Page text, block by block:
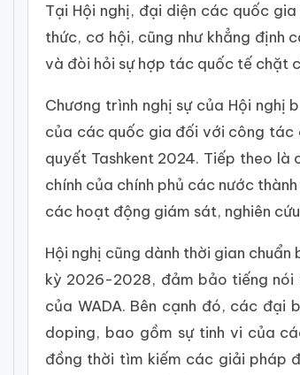
Tại Hội nghị, đại diện các quốc
thức, cơ hội, cũng như khẳng định
và đòi hỏi sự hợp tác quốc tế chặt
Chương trình nghị sự của Hội nghị
của các quốc gia đối với công tác
quyết Tashkent 2024. Tiếp theo
chính của chính phủ các nước
các hoạt động giám sát, nghiên
Hội nghị cũng dành thời gian chuẩn
kỳ 2026-2028, đảm bảo tiếng nói
của WADA. Bên cạnh đó, các đại
doping, bao gồm sự tinh vi của
đồng thời tìm kiếm các giải pháp